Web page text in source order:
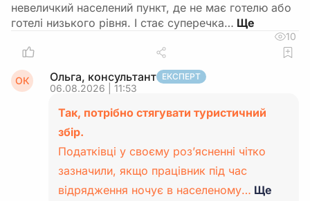
невеличкий населений пункт, де не має готелю або
готелі низького рівня. І стає суперечка…
10
ОК Ольга, консультант ЕКСПЕРТ
06.08.2026 | 11:53
Так, потрібно стягувати туристичний
збір.
Податківці у своєму роз’ясненні чітко
зазначили, якщо працівник під час
відрядження ночує в населеному… Ще